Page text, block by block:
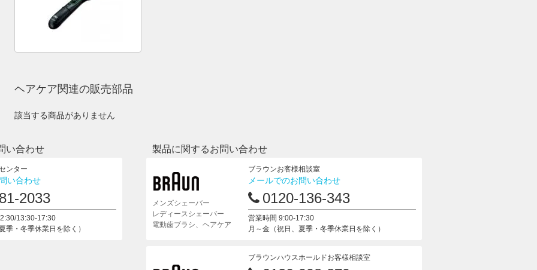
ヘアケア関連の販売部品
該当する商品がありません
い合わせ
ンター
い合わせ
2033
13:30-17:30
季・冬季休業日を除く）
製品に関するお問い合わせ
メンズシェーバー
レディースシェーバー
電動歯ブラシ、ヘアケア
ブラウンお客様相談室
メールでのお問い合わせ
0120-136-343
営業時間 9:00-17:30
月～金（祝日、夏季・冬季休業日を除く）
ブラウンハウスホールドお客様相談室